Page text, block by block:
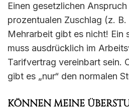
Einen gesetzlichen
prozentualen Zuschlag (z.
Mehrarbeit gibt es nicht! Ein
muss ausdrücklich im
Tarifvertrag vereinbart sein.
gibt es „nur“ den normalen
KÖNNEN MEINE